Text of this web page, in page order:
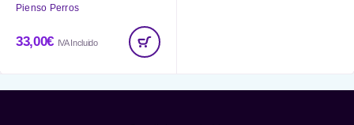
Pienso Perros
33,00€ IVA Incluido